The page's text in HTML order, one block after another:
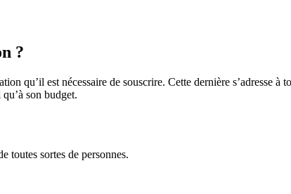
?
qu’il est nécessaire de souscrire. Cette dernière s’adresse
son budget.
toutes sortes de personnes.